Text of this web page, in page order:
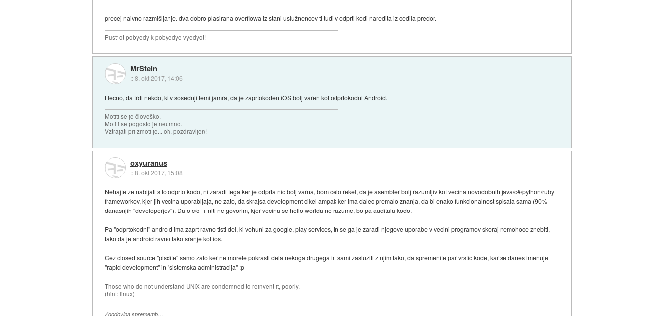
precej naivno razmišljanje. dva dobro plasirana overflowa iz stani uslužnencev ti tudi v odprti kodi naredita iz cedila predor.
Pust' ot pobyedy k pobyedye vyedyot!
MrStein
::8. okt 2017, 14:06
Hecno, da trdi nekdo, ki v sosednji temi jamra, da je zaprtokoden iOS bolj varen kot odprtokodni Android.
Motiti se je človeško.
Motiti se pogosto je neumno.
Vztrajati pri zmoti je... oh, pozdravljen!
oxyuranus
::8. okt 2017, 15:08
Nehajte ze nabijati s to odprto kodo, ni zaradi tega ker je odprta nic bolj varna, bom celo rekel, da je asembler bolj razumljiv kot vecina novodobnih java/c#/python/ruby
frameworkov, kjer jih vecina uporabljaja, ne zato, da skrajsa development cikel ampak ker ima dalec premalo znanja, da bi enako funkcionalnost spisala sama (90%
danasnjih "developerjev"). Da o c/c++ niti ne govorim, kjer vecina se hello worlda ne razume, bo pa auditala kodo.
Pa "odprtokodni" android ima zaprt ravno tisti del, ki vohuni za google, play services, in se ga je zaradi njegove uporabe v vecini programov skoraj nemohoce znebiti,
tako da je android ravno tako sranje kot ios.
Cez closed source "pisdite" samo zato ker ne morete pokrasti dela nekoga drugega in sami zasluziti z njim tako, da spremenite par vrstic kode, kar se danes imenuje
"rapid development" in "sistemska administracija" :p
Those who do not understand UNIX are condemned to reinvent it, poorly.
(hint: linux)
Zgodovina sprememb…